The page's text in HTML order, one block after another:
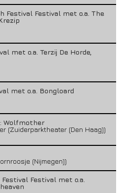
Festival Festival met o.a. The
met o.a. Terzij De Horde,
met o.a. Bongloard
Wolfmother
(Zuiderparktheater (Den Haag))
(Nijmegen))
Festival met o.a.